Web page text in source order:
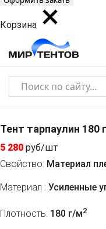
Корзина
Тент тарпаулин 180
5 280 руб/шт
Свойство: Материал
Материал : Усиленные
Плотность: 180 г/м2